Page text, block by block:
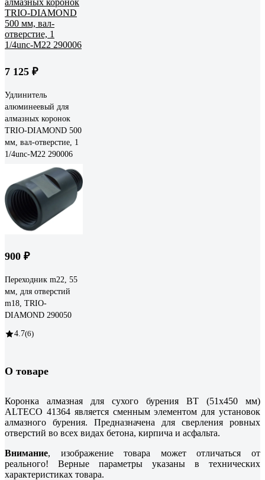
7 125 ₽
Удлинитель
алюминеевый для
алмазных коронок
TRIO-DIAMOND 500
мм, вал-отверстие, 1
1/4unc-M22 290006
900 ₽
Переходник m22, 55
мм, для отверстий
m18, TRIO-
DIAMOND 290050
4.7(6)
О товаре
Коронка алмазная для сухого бурения BT (51х450 мм)
ALTECO 41364 является сменным элементом для установок
алмазного бурения. Предназначена для сверления ровных
отверстий во всех видах бетона, кирпича и асфальта.
Внимание, изображение товара может отличаться от
реального! Верные параметры указаны в технических
характеристиках товара.